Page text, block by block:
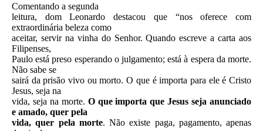
Comentando a segunda
leitura, dom Leonardo destacou que “nos oferece com
extraordinária beleza como
aceitar, servir na vinha do Senhor. Quando escreve a carta aos
Filipenses,
Paulo está preso esperando o julgamento; está à espera da morte.
Não sabe se
sairá da prisão vivo ou morto. O que é importa para ele é Cristo
Jesus, seja na
vida, seja na morte. O que importa que Jesus seja anunciado
e amado, quer pela
vida, quer pela morte. Não existe paga, pagamento, apenas